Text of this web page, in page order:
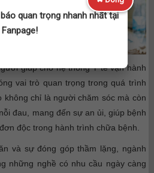
giúp cho hệ thống Y tế vận hành
vai trò quan trọng trong quá trình
không chỉ là người chăm sóc mà còn
đau, mang đến sự an ủi, giúp bệnh
độc trong hành trình chữa bệnh.
và sự đóng góp thầm lặng, ngành
những nghề có nhu cầu ngày càng
quan trọng nhanh nhất tại
Fanpage!